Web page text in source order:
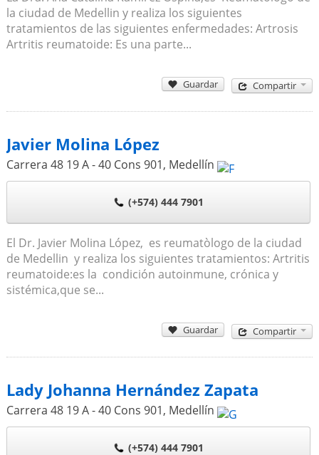
la ciudad de Medellin y realiza los siguientes
tratamientos de las siguientes enfermedades: Artrosis
Artritis reumatoide: Es una parte...
Guardar Compartir
Javier Molina López
Carrera 48 19 A - 40 Cons 901, Medellín
(+574) 444 7901
El Dr. Javier Molina López, es reumatòlogo de la ciudad
de Medellin y realiza los siguientes tratamientos: Artritis
reumatoide:es la condición autoinmune, crónica y
sistémica,que se...
Guardar Compartir
Lady Johanna Hernández Zapata
Carrera 48 19 A - 40 Cons 901, Medellín
(+574) 444 7901